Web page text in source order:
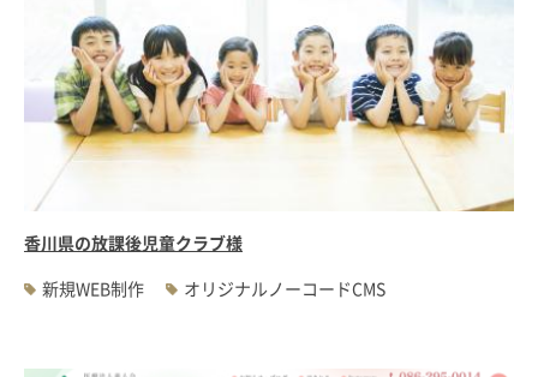
香川県の放課後児童クラブ様
新規WEB制作
オリジナルノーコードCMS